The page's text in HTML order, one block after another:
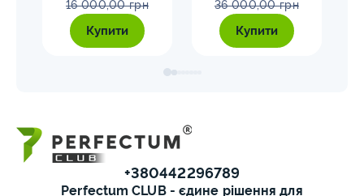
16 000,00 грн
Купити
36 000,00 грн
Купити
+380442296789
Perfectum CLUB - єдине рішення для